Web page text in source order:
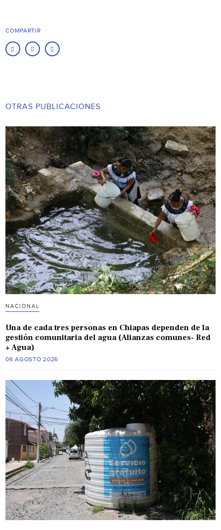
COMPARTIR
OTRAS PUBLICACIONES
NACIONAL
Una de cada tres personas en Chiapas dependen de la
gestión comunitaria del agua (Alianzas comunes- Red
+ Agua)
06 AGOSTO 2026